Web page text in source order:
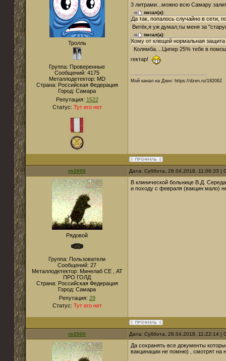
Тролль
Группа: Проверенные
Сообщений: 4175
Металлодетектор: MD
Страна: Российская Федерация
Город: Самара
Репутация: 1522
Статус: Тут его нет
3 литрами...можно всю Самару
писал(а):
Да так, попалось случайно в сети,
Витёк,я уж думал,ты меня за
писал(а):
Кому от клещей нормальная
Колямба....Ципер 25% тебе в
гектар!
Мой канал на Дзен: https://dzen.ru/182062
rtr2000 Дата: Суббота, 28.04.2018, 11:06:33
Рядовой
Группа: Пользователи
Сообщений: 27
Металлодетектор: Минелаб СЕ , АТ
ПРО ГОЛД
Страна: Российская Федерация
Город: Самара
Репутация: 29
Статус: Тут его нет
В клинической больнице В.Д.
и походу с февраля (вакцин мало)
rtr2000 Дата: Суббота, 28.04.2018, 11:22:14
Да сохранять все документы
вакцинации не помню) , смотрят на